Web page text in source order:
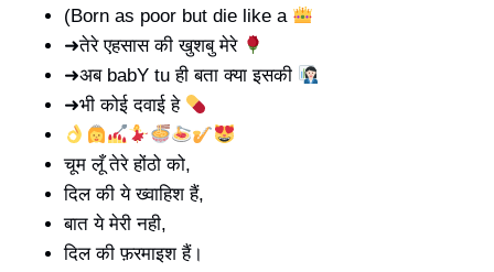
(Born as poor but die like a
➜तेरे एहसास की खुशबु मेरे
➜अब babY tu ही बता क्या इसकी
➜भी कोई दवाई हे
चूम लूँ तेरे होंठो को,
दिल की ये ख्वाहिश हैं,
बात ये मेरी नही,
दिल की फ़रमाइश हैं।